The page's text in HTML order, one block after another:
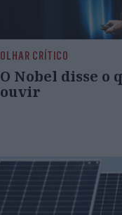
OLHAR CRÍTICO
O Nobel disse o
ouvir